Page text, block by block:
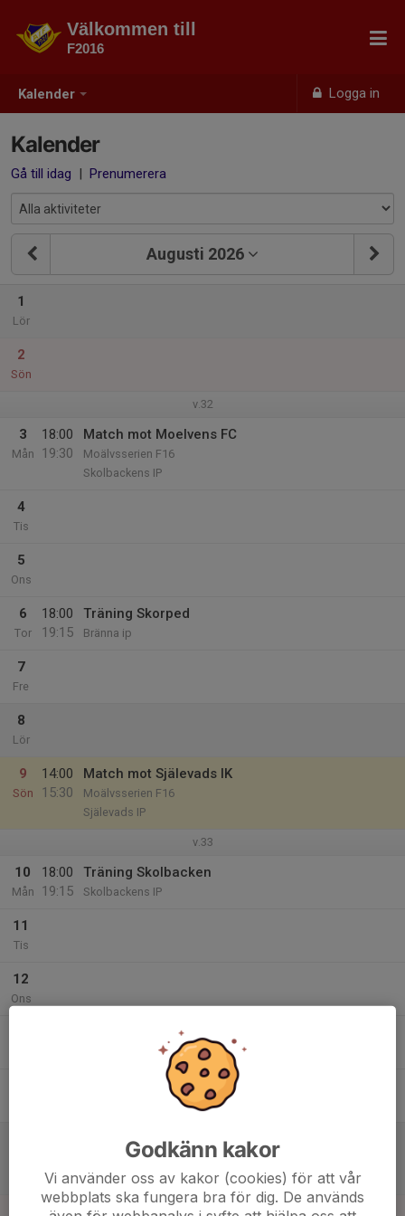
Kalender Logga in
Välkommen till
F2016
Kalender
Gå till idag | Prenumerera
Augusti 2026
1
Lör
2
Sön
v.32
3
Mån
18:00
19:30
Match mot Moelvens FC
Moälvsserien F16
Skolbackens IP
4
Tis
5
Ons
6
Tor
18:00
19:15
Träning Skorped
Bränna ip
7
Fre
8
Lör
9
Sön
14:00
15:30
Match mot Själevads IK
Moälvsserien F16
Själevads IP
v.33
10
Mån
18:00
19:15
Träning Skolbacken
Skolbackens IP
11
Tis
12
Ons
Match mot Moliden/gottne
Moälvsserien F16
Molidens IP
Godkänn kakor
Vi använder oss av kakor (cookies) för att vår
webbplats ska fungera bra för dig. De används